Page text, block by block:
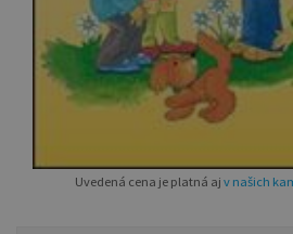
Uvedená cena je platná aj v našich